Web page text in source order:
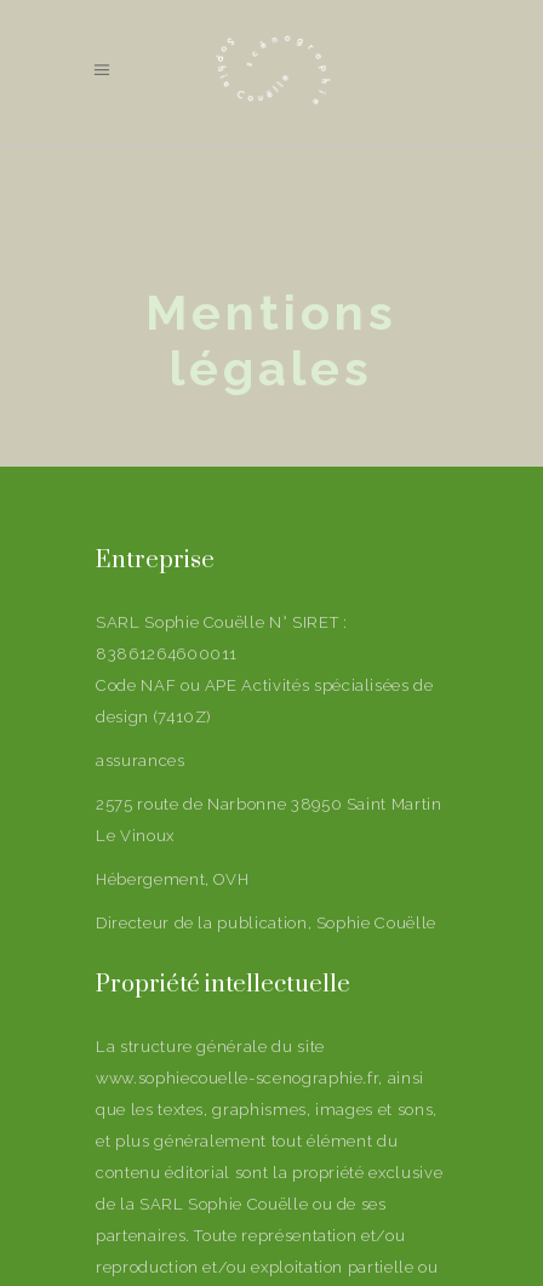
Mentions
légales
Entreprise
SARL Sophie Couëlle N° SIRET :
83861264600011
Code NAF ou APEActivités spécialisées de
design (7410Z)
assurances
2575 route de Narbonne 38950 Saint Martin
Le Vinoux
Hébergement, OVH
Directeur de la publication, Sophie Couëlle
Propriété intellectuelle
La structure générale du site
www.sophiecouelle-scenographie.fr, ainsi
que les textes, graphismes, images et sons,
et plus généralement tout élément du
contenu éditorial sont la propriété exclusive
de la SARL Sophie Couëlle ou de ses
partenaires. Toute représentation et/ou
reproduction et/ou exploitation partielle ou